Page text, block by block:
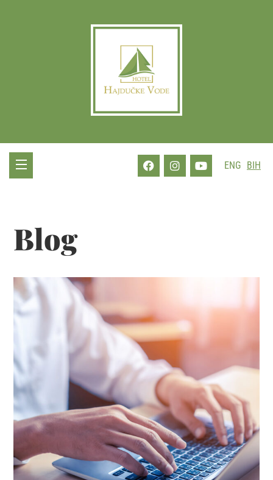
BIH
ENG
Blog